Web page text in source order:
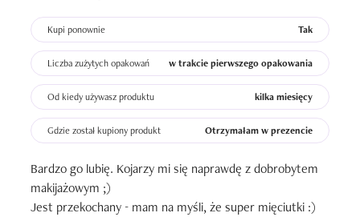
Kupi ponownie Tak
Liczba zużytych opakowań w trakcie pierwszego opakowania
Od kiedy używasz produktu kilka miesięcy
Gdzie został kupiony produkt Otrzymałam w prezencie
Bardzo go lubię. Kojarzy mi się naprawdę z dobrobytem
makijażowym ;)
Jest przekochany - mam na myśli, że super mięciutki :)